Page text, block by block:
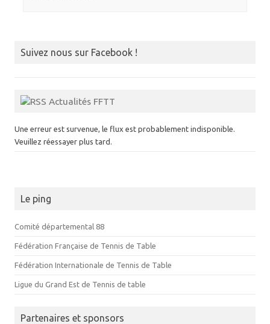
Suivez nous sur Facebook !
Actualités FFTT
Une erreur est survenue, le flux est probablement indisponible.
Veuillez réessayer plus tard.
Le ping
Comité départemental 88
Fédération Française de Tennis de Table
Fédération Internationale de Tennis de Table
Ligue du Grand Est de Tennis de table
Partenaires et sponsors